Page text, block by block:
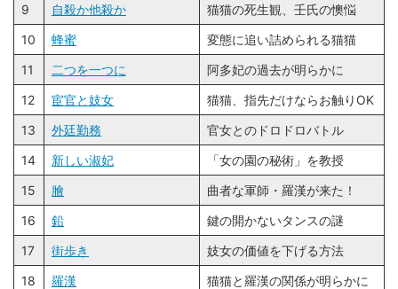
9
自殺か他殺か
猫猫の死生観、壬氏の懊悩
10
蜂蜜
変態に追い詰められる猫猫
11
二つを一つに
阿多妃の過去が明らかに
12
宦官と妓女
猫猫、指先だけならお触りOK
13
外廷勤務
官女とのドロドロバトル
14
新しい淑妃
「女の園の秘術」を教授
15
膾
曲者な軍師・羅漢が来た！
16
鉛
鍵の開かないタンスの謎
17
街歩き
妓女の価値を下げる方法
18
羅漢
猫猫と羅漢の関係が明らかに